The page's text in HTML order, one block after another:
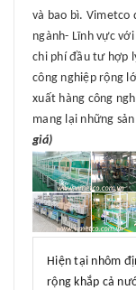
và bao bì. Vimetco
ngành- Lĩnh vực
chi phí đầu tư hợp
công nghiệp rộng
xuất hàng công
mang lại những
giá)
Hiện tại nhôm
rộng khắp cả